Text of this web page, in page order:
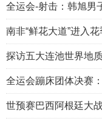
全运会-射击：韩旭男
南非“鲜花大道”进入花
探访五大连池世界地
全运会蹦床团体决赛
世预赛巴西阿根廷大